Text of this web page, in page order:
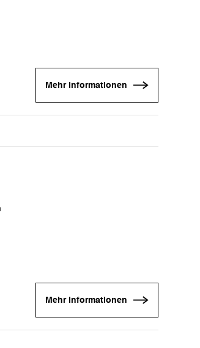
Mehr Informationen
Mehr Informationen